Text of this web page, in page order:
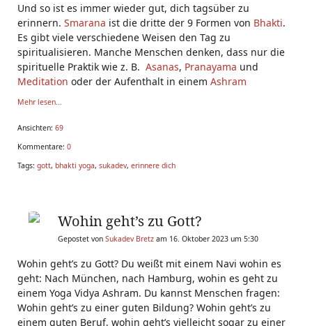
Und so ist es immer wieder gut, dich tagsüber zu
erinnern. Smarana ist die dritte der 9 Formen von Bhakti.
Es gibt viele verschiedene Weisen den Tag zu
spiritualisieren. Manche Menschen denken, dass nur die
spirituelle Praktik wie z. B. Asanas, Pranayama und
Meditation oder der Aufenthalt in einem Ashram
Mehr lesen...
Ansichten: 69
Kommentare: 0
Tags: gott, bhakti yoga, sukadev, erinnere dich
Wohin geht’s zu Gott?
Gepostet von Sukadev Bretz am 16. Oktober 2023 um 5:30
Wohin geht’s zu Gott? Du weißt mit einem Navi wohin es
geht: Nach München, nach Hamburg, wohin es geht zu
einem Yoga Vidya Ashram. Du kannst Menschen fragen:
Wohin geht’s zu einer guten Bildung? Wohin geht’s zu
einem guten Beruf, wohin geht’s vielleicht sogar zu einer